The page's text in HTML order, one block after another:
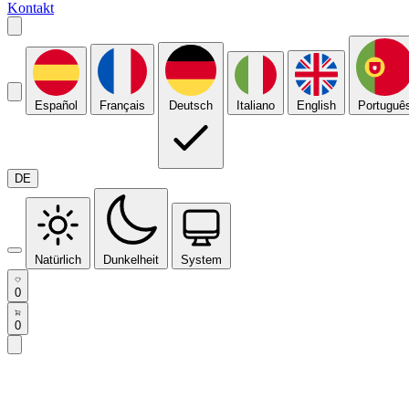
Kontakt
Español Français Deutsch Italiano English
DE
Natürlich Dunkelheit System
0
0